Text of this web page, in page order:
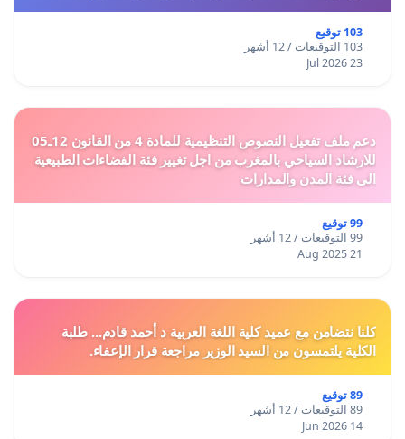
103 توقيع
103 التوقيعات / 12 أشهر
23 Jul 2026
دعم ملف تفعيل النصوص التنظيمية للمادة 4 من القانون 12ـ05
للارشاد السياحي بالمغرب من اجل تغيير فئة الفضاءات الطبيعية
الى فئة المدن والمدارات
99 توقيع
99 التوقيعات / 12 أشهر
21 Aug 2025
كلنا نتضامن مع عميد كلية اللغة العربية د أحمد قادم... طلبة
الكلية يلتمسون من السيد الوزير مراجعة قرار الإعفاء.
89 توقيع
89 التوقيعات / 12 أشهر
14 Jun 2026